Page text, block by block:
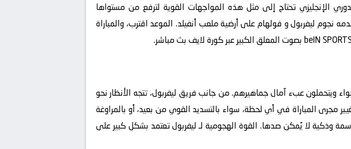
الإنجليزي تحتاج إلى مثل هذه المواجهات القوية لترفع من مستواها
نجوم ليفربول و فولهام على أرضية ملعب أنفيلد. الموعد اقترب، والمباراة
كورة لايف بث مباشر.
ويتحملون عبء آمال جماهيرهم. من جانب فريق ليفربول، تتجه الأنظار نحو
مجرى المباراة في أي لحظة، سواء بالتسديد القوي من بعيد، أو بالمراوغة
وذكية لا يُمكن صدها. القوة الهجومية لـ ليفربول تعتمد بشكل كبير على